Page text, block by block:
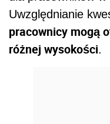
Uwzględnianie
pracownicy mogą
różnej wysokości.